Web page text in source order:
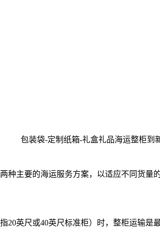
包装袋-定制纸箱-礼盒礼品海运整柜到
种主要的海运服务方案，以适应不同货量的
20英尺或40英尺标准柜）时，整柜运输